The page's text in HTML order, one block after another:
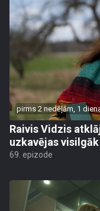
pirms 2 nedēļām, 1
Raivis Vidzis
uzkavējas visilgāk
69. epizode